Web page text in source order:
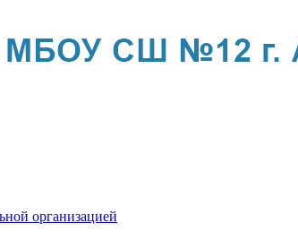
организацией